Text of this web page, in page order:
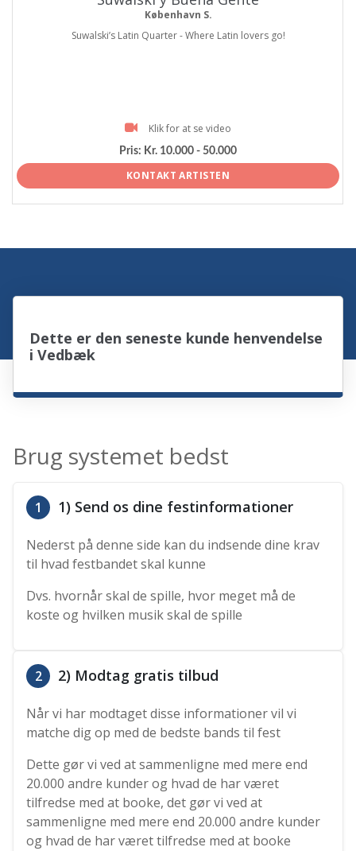
København S.
Suwalski’s Latin Quarter - Where Latin lovers go!
Klik for at se video
Pris: Kr. 10.000 - 50.000
KONTAKT ARTISTEN
Dette er den seneste kunde henvendelse
i Vedbæk
Brug systemet bedst
1 1) Send os dine festinformationer
Nederst på denne side kan du indsende dine krav
til hvad festbandet skal kunne
Dvs. hvornår skal de spille, hvor meget må de
koste og hvilken musik skal de spille
2 2) Modtag gratis tilbud
Når vi har modtaget disse informationer vil vi
matche dig op med de bedste bands til fest
Dette gør vi ved at sammenligne med mere end
20.000 andre kunder og hvad de har været
tilfredse med at booke, det gør vi ved at
sammenligne med mere end 20.000 andre kunder
og hvad de har været tilfredse med at booke